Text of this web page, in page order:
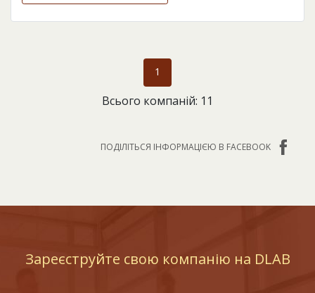
1
Всього компаній: 11
ПОДІЛІТЬСЯ ІНФОРМАЦІЄЮ В FACEBOOK
Зареєструйте свою компанію на DLAB